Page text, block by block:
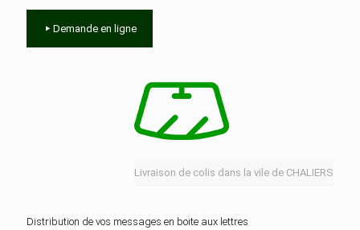
Demande en ligne
Livraison de colis dans la vile de CHALIERS
Distribution de vos messages en boite aux lettres